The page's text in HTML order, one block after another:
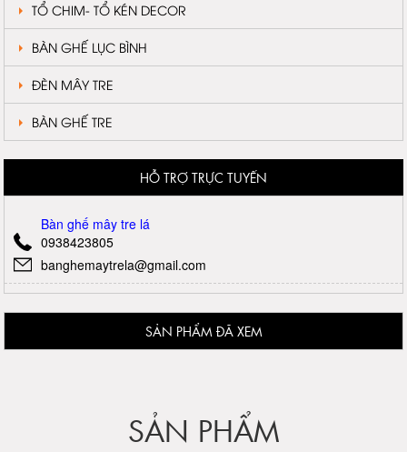
TỔ CHIM- TỔ KÉN DECOR
BÀN GHẾ LỤC BÌNH
ĐÈN MÂY TRE
BÀN GHẾ TRE
HỖ TRỢ TRỰC TUYẾN
Bàn ghế mây tre lá
0938423805
banghemaytrela@gmail.com
SẢN PHẨM ĐÃ XEM
SẢN PHẨM